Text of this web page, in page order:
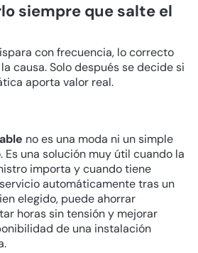
siempre que salte el
con frecuencia, lo correcto
causa. Solo después se decide si
aporta valor real.
no es una moda ni un simple
una solución muy útil cuando la
importa y cuando tiene
automáticamente tras un
elegido, puede ahorrar
horas sin tensión y mejorar
de una instalación